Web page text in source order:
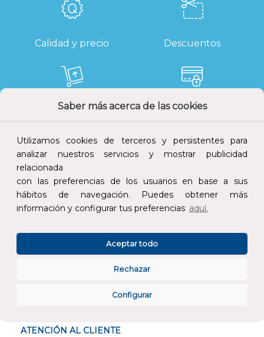
Saber más acerca de las cookies
Utilizamos cookies de terceros y persistentes para
analizar nuestros servicios y mostrar publicidad
relacionada
con las preferencias de los usuarios en base a sus
hábitos de navegación. Puedes obtener más
información y configurar tus preferencias aquí.
Configurar
Rechazar
Aceptar todo
Calidad y precio Descuentos
Devoluciones Pago seguro
Atención al cliente
ATENCIÓN AL CLIENTE